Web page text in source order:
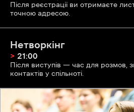
Після реєстрації ви отримаєте
точною адресою.
Нетворкінг
> 21:00
Після виступів — час для розмов,
контактів у спільноті.